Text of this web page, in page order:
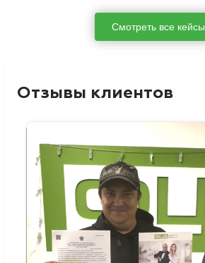
Смотреть все кейсы
Отзывы клиентов